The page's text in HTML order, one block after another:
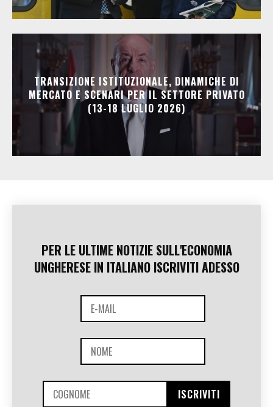
TRANSIZIONE ISTITUZIONALE, DINAMICHE DI
MERCATO E SCENARI PER IL SETTORE PRIVATO
(13-18 LUGLIO 2026)
PER LE ULTIME NOTIZIE SULL'ECONOMIA
UNGHERESE IN ITALIANO ISCRIVITI ADESSO